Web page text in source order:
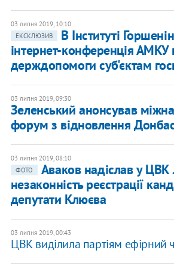
03 липня 2019, 10:10
ЕКСКЛЮЗИВ
В Інституті
інтернет-конференція
держдопомоги суб'єктам
03 липня 2019, 09:30
Зеленський анонсував
форум з відновлення
03 липня 2019, 08:10
ФОТО
Аваков надіслав у ЦВК
незаконність реєстрації
депутати Клюєва
03 липня 2019, 00:43
ЦВК виділила партіям ефірний